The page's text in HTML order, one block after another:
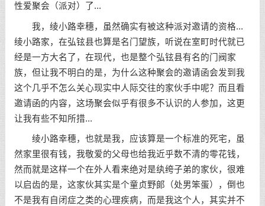
性爱聚会（派对）了...
我，绫小路幸穗，虽然确实有被这种派对邀请的资格...
绫小路家，在弘铉县也算是名门望族，听说在室町时代就已
经是一方大名了，在现代，也是整个弘铉县有名的门阀家
族，但让我不明白的是，为什么这种聚会的邀请函会发到我
这个几乎不怎么关心现实中人际交往的家伙手中呢？而且看
邀请函的内容，这场聚会似乎有很多不认识的人参加，这更
让我有些不知所措...
绫小路幸穗，也就是我，应该算是一个标准的死宅，虽
然家里很有钱，我敬爱的父母也给我近乎数不清的零花钱，
然而就是这样一个在外人看来绝对是纨绔子弟的家伙，很难
以启齿的是，这家伙其实是个童贞野郞（处男笨蛋），倒也
不是我有自闭症之类的心理疾病，而是我这个人，其实并不